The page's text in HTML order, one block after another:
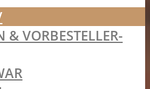
& VORBESTELLER-